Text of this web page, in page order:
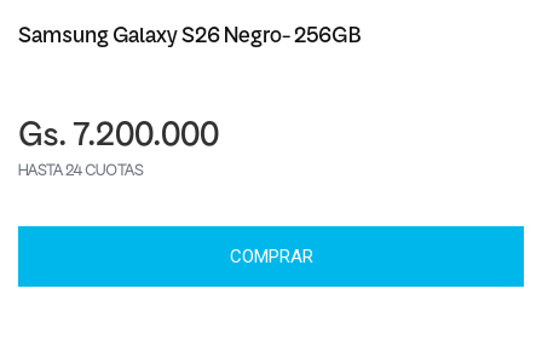
Samsung Galaxy S26 Negro- 256GB
Gs. 7.200.000
HASTA 24 CUOTAS
COMPRAR